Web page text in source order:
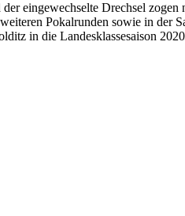
eingewechselte Drechsel
Pokalrunden sowie in der
in die Landesklassesaison